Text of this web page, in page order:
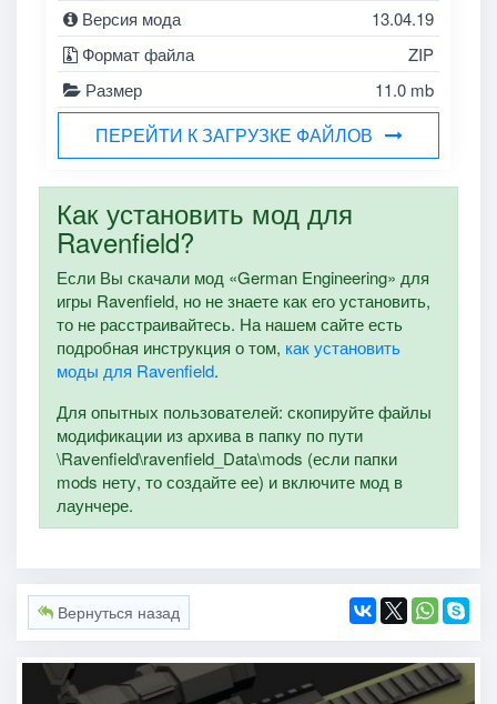
Версия мода
13.04.19
Формат файла
ZIP
Размер
11.0 mb
ПЕРЕЙТИ К ЗАГРУЗКЕ ФАЙЛОВ
Как установить мод для
Ravenfield?
Если Вы скачали мод «German Engineering» для
игры Ravenfield, но не знаете как его установить,
то не расстраивайтесь. На нашем сайте есть
подробная инструкция о том, как установить
моды для Ravenfield.
Для опытных пользователей: скопируйте файлы
модификации из архива в папку по пути
\Ravenfield\ravenfield_Data\mods (если папки
mods нету, то создайте ее) и включите мод в
лаунчере.
Вернуться назад